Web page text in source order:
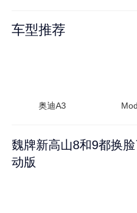
车型推荐
奥迪A3
魏牌新高山8和9都换
动版